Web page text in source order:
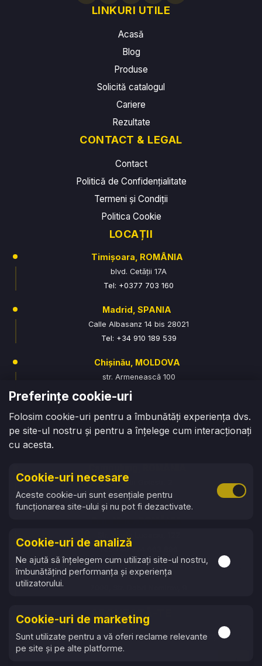
LINKURI UTILE
Acasă
Blog
Produse
Solicită catalogul
Cariere
Rezultate
CONTACT & LEGAL
Contact
Politică de Confidențialitate
Termeni și Condiții
Politica Cookie
LOCAȚII
Timișoara, ROMÂNIA
blvd. Cetății 17A
Tel: +0377 703 160
Madrid, SPANIA
Calle Albasanz 14 bis 28021
Tel: +34 910 189 539
Chișinău, MOLDOVA
str. Armenească 100
Tel: +373 76 070 315
Oradea, ROMÂNIA
Str. Ady Endre, 84
Str. Fratii Golesti, 2
Tel: +40 774 663 896
Tel: +40 774 663 896
Ruse, BULGARIA
ABONEAZĂ-TE
Primește cele mai recente noutăți și promoții
Preferințe cookie-uri
Folosim cookie-uri pentru a îmbunătăți experiența dvs.
pe site-ul nostru și pentru a înțelege cum interacționați
cu acesta.
Cookie-uri necesare
Aceste cookie-uri sunt esențiale pentru
funcționarea site-ului și nu pot fi dezactivate.
Activare
Cookie-uri de analiză
Ne ajută să înțelegem cum utilizați site-ul nostru,
îmbunătățind performanța și experiența
utilizatorului.
Activare
Cookie-uri de marketing
Sunt utilizate pentru a vă oferi reclame relevante
pe site și pe alte platforme.
Activare